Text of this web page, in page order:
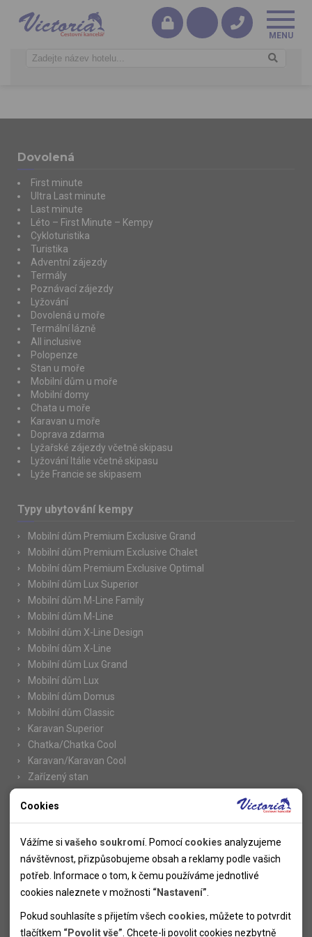
Dovolená
First minute
Ultra Last minute
Last minute
Léto – First Minute – Kempy
Cykloturistika
Turistika
Adventní zájezdy
Termály
Poznávací zájezdy
Lyžování
Dovolená u moře
Termální lázně
All inclusive
Polopenze
Stan u moře
Mobilní dům u moře
Mobilní domy
Chata u moře
Karavan u moře
Doprava zdarma
Lyžařské zájezdy včetně skipasu
Lyžování Itálie včetně skipasu
Lyže Francie se skipasem
Typy ubytování kempy
Mobilní dům Premium Exclusive Grand
Mobilní dům Premium Exclusive Chalet
Mobilní dům Premium Exclusive Optimal
Mobilní dům Lux Superior
Mobilní dům M-Line Family
Mobilní dům M-Line
Mobilní dům X-Line Design
Mobilní dům X-Line
Mobilní dům Lux Grand
Mobilní dům Lux
Mobilní dům Domus
Mobilní dům Classic
Karavan Superior
Chatka/Chatka Cool
Karavan/Karavan Cool
Zařízený stan
Informace
Novinky
Kolektivy
SUPER FIRST MINUTE
Informace k letním pobytům
Informace o letecké dopravě
Cookies
Vážíme si vašeho soukromí . Pomocícookies analyzujeme
návštěvnost, přizpůsobujeme obsah a reklamy podle vašich
potřeb. Informace o tom, k čemu používáme jednotlivé
cookies naleznete v možnosti “Nastavení”
Pokud souhlasíte s přijetím všech cookies, můžete to potvrdit
tlačítkem “Povolit vše” . Chcete-li povolit cookies nezbytně
Nutné cookies pomáhají, aby byla webová stránka použitelná
tak, že umožní základní funkce jako navigace stránky a
přístup k zabezpečeným sekcím webové stránky. Webová
stránka nemůže správně fungovat bez těchto cookies.
Analytické cookies